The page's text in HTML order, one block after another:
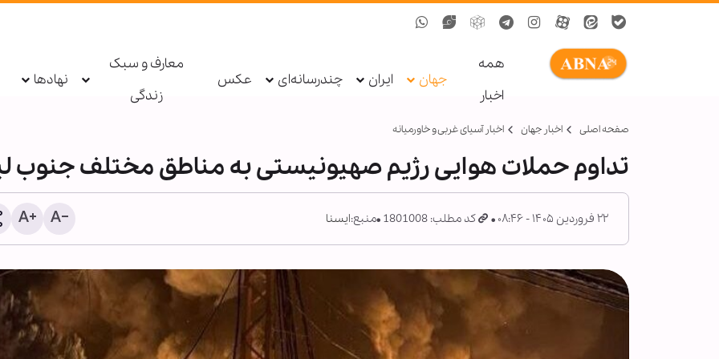
همه
اخبار
جهان ایران چندرسانه‌ای عکس
معارف و سبک
زندگی
نهادها
صفحه اصلی اخبار جهان اخبار آسیای غربی و خاورمیانه
تداوم حملات هوایی رژیم صهیونیستی به مناطق مختلف جنوب
۲۲ فروردین ۱۴۰۵ - ۰۸:۴۶ کد مطلب: 1801008 منبع:ایسنا
عامل اصلی حادثه فوت
رجب‌زاده» دستگیر شد